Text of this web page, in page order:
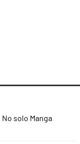
No solo Manga